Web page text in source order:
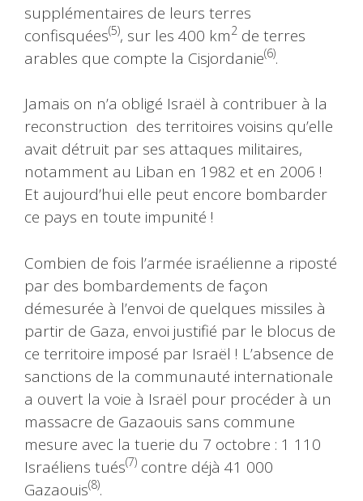
supplémentaires de leurs terres
confisquées(5), sur les 400 km2 de terres
arables que compte la Cisjordanie(6).
Jamais on n’a obligé Israël à contribuer à la
reconstruction des territoires voisins qu’elle
avait détruit par ses attaques militaires,
notamment au Liban en 1982 et en 2006 !
Et aujourd’hui elle peut encore bombarder
ce pays en toute impunité !
Combien de fois l’armée israélienne a riposté
par des bombardements de façon
démesurée à l’envoi de quelques missiles à
partir de Gaza, envoi justifié par le blocus de
ce territoire imposé par Israël ! L’absence de
sanctions de la communauté internationale
a ouvert la voie à Israël pour procéder à un
massacre de Gazaouis sans commune
mesure avec la tuerie du 7 octobre : 1 110
Israéliens tués(7) contre déjà 41 000
Gazaouis(8).